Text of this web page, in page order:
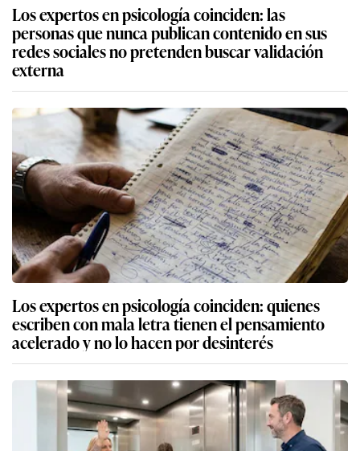
Los expertos en psicología coinciden: las
personas que nunca publican contenido en sus
redes sociales no pretenden buscar validación
externa
Los expertos en psicología coinciden: quienes
escriben con mala letra tienen el pensamiento
acelerado y no lo hacen por desinterés